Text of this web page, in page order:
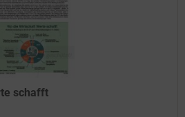
schafft